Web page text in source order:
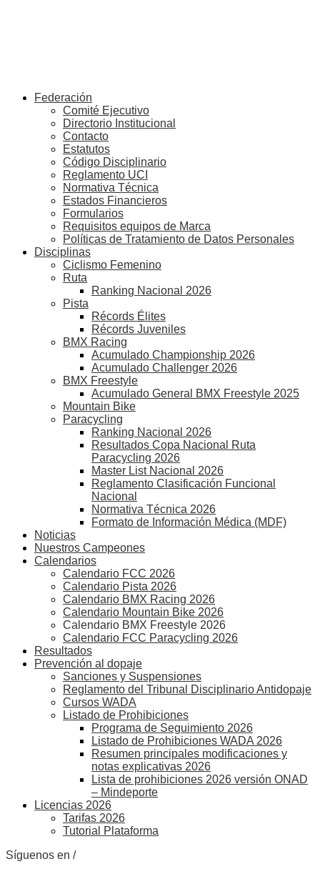
Federación
Comité Ejecutivo
Directorio Institucional
Contacto
Estatutos
Código Disciplinario
Reglamento UCI
Normativa Técnica
Estados Financieros
Formularios
Requisitos equipos de Marca
Políticas de Tratamiento de Datos Personales
Disciplinas
Ciclismo Femenino
Ruta
Ranking Nacional 2026
Pista
Récords Élites
Récords Juveniles
BMX Racing
Acumulado Championship 2026
Acumulado Challenger 2026
BMX Freestyle
Acumulado General BMX Freestyle 2025
Mountain Bike
Paracycling
Ranking Nacional 2026
Resultados Copa Nacional Ruta
Paracycling 2026
Master List Nacional 2026
Reglamento Clasificación Funcional
Nacional
Normativa Técnica 2026
Formato de Información Médica (MDF)
Noticias
Nuestros Campeones
Calendarios
Calendario FCC 2026
Calendario Pista 2026
Calendario BMX Racing 2026
Calendario Mountain Bike 2026
Calendario BMX Freestyle 2026
Calendario FCC Paracycling 2026
Resultados
Prevención al dopaje
Sanciones y Suspensiones
Reglamento del Tribunal Disciplinario Antidopaje
Cursos WADA
Listado de Prohibiciones
Programa de Seguimiento 2026
Listado de Prohibiciones WADA 2026
Resumen principales modificaciones y
notas explicativas 2026
Lista de prohibiciones 2026 versión ONAD
– Mindeporte
Licencias 2026
Tarifas 2026
Tutorial Plataforma
Síguenos en /